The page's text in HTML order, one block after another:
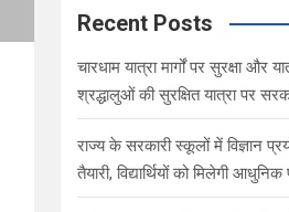
c
Recent Posts
चारधाम यात्रा मार्गों पर सुरक्षा और
श्रद्धालुओं की सुरक्षित यात्रा पर
राज्य के सरकारी स्कूलों में विज्ञान
तैयारी, विद्यार्थियों को मिलेगी आधुनिक